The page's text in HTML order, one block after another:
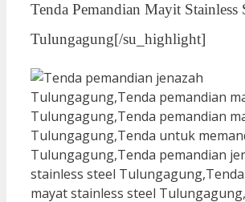
Tenda Pemandian Mayit Stainless
Tulungagung[/su_highlight]